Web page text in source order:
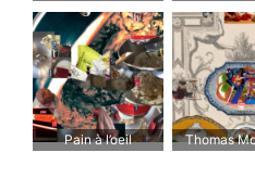
Pain à l’oeil
Thomas